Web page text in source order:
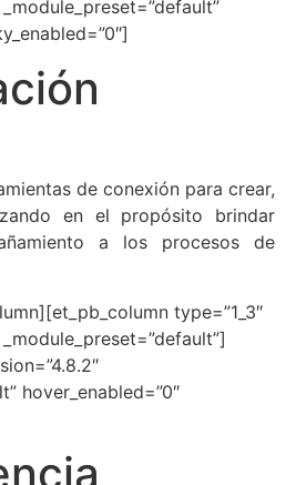
_module_preset=”default”
de conexión para crear,
en el propósito brindar
a los procesos de
type=”1_3″
_module_preset=”default”]
hover_enabled=”0″